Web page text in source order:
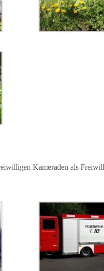
Kameraden als